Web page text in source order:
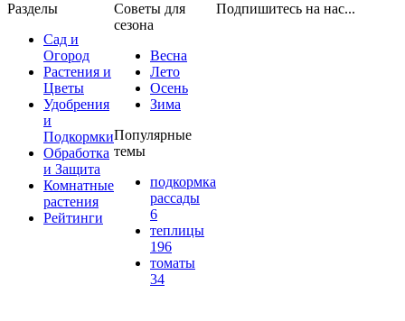
Разделы
Сад и
Огород
Растения и
Цветы
Удобрения
и
Подкормки
Обработка
и Защита
Комнатные
растения
Рейтинги
Советы для
сезона
Весна
Лето
Осень
Зима
Популярные
темы
подкормка
рассады
6
теплицы
196
томаты
34
Подпишитесь на нас...